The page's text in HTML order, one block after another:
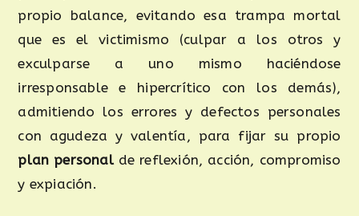
propio balance, evitando esa trampa mortal
que es el victimismo (culpar a los otros y
exculparse a uno mismo haciéndose
irresponsable e hipercrítico con los demás),
admitiendo los errores y defectos personales
con agudeza y valentía, para fijar su propio
plan personal de reflexión, acción, compromiso
y expiación.